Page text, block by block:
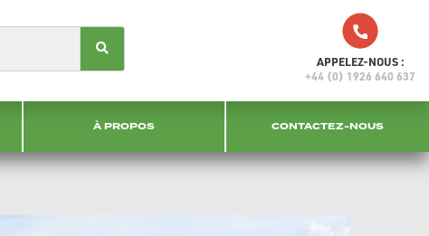
APPELEZ-NOUS :
+44 (0) 1926 640 637
À PROPOS CONTACTEZ-NOUS